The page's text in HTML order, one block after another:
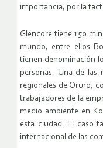
importancia, por la
Glencore tiene 150
mundo, entre ellos
tienen denominación
personas. Una de las
regionales de Oruro,
trabajadores de la
medio ambiente en
esta ciudad. El caso
internacional de las